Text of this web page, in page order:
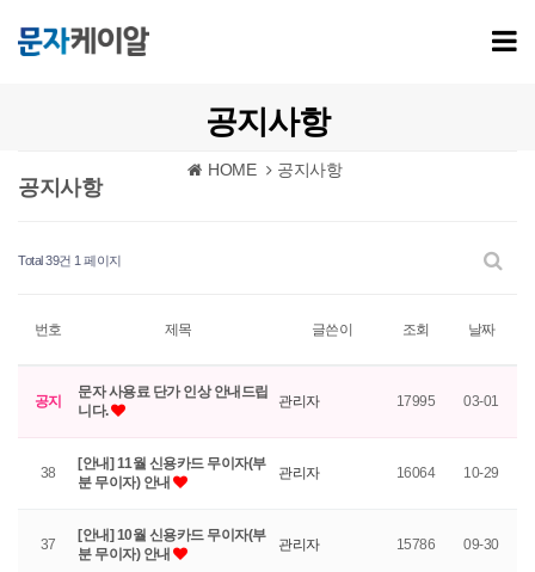
공지사항
HOME 공지사항
공지사항
Total 39건 1 페이지
번호 제목 글쓴이 조회 날짜
공지
문자 사용료 단가 인상 안내드립
니다.
관리자 17995 03-01
38
[안내] 11월 신용카드 무이자(부
분 무이자) 안내
관리자 16064 10-29
37
[안내] 10월 신용카드 무이자(부
분 무이자) 안내
관리자 15786 09-30